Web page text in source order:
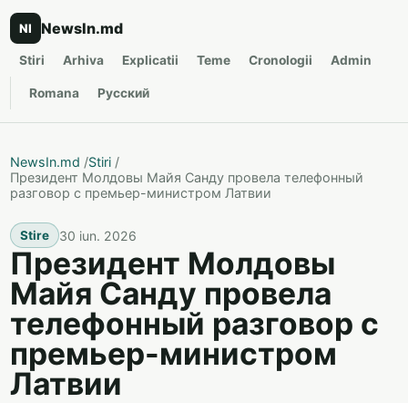
NI NewsIn.md
Stiri Arhiva Explicatii Teme Cronologii Admin
Romana Русский
NewsIn.md /Stiri /
Президент Молдовы Майя Санду провела телефонный
разговор с премьер-министром Латвии
Stire 30 iun. 2026
Президент Молдовы
Майя Санду провела
телефонный разговор с
премьер-министром
Латвии